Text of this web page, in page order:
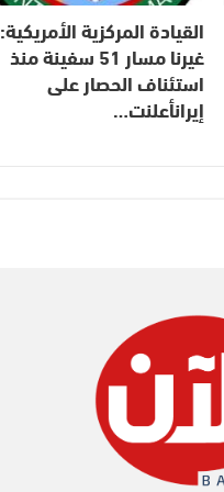
القيادة المركزية الأمريكية:
غيرنا مسار 51 سفينة منذ
استئناف الحصار على
إيرانأعلنت…